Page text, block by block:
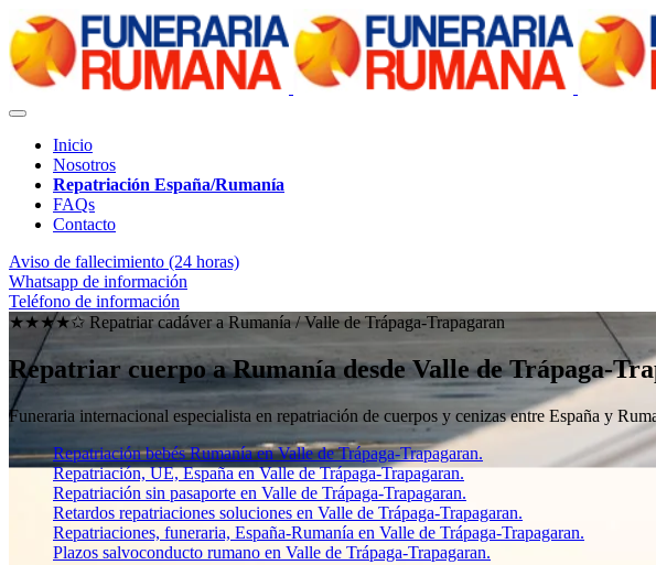
Inicio
Nosotros
Repatriación España/Rumanía
FAQs
Contacto
Aviso de fallecimiento (24 horas)
Whatsapp de información
Teléfono de información
★★★★✩ Repatriar cadáver a Rumanía /Valle de Trápaga-Trapagaran
Repatriar cuerpo a Rumanía desde Valle de Trápaga-
Funeraria internacional especialista en repatriación de cuerpos y cenizas entre España y
Repatriación bebés Rumanía en Valle de Trápaga-Trapagaran.
Repatriación, UE, España en Valle de Trápaga-Trapagaran.
Repatriación sin pasaporte en Valle de Trápaga-Trapagaran.
Retardos repatriaciones soluciones en Valle de Trápaga-Trapagaran.
Repatriaciones, funeraria, España-Rumanía en Valle de Trápaga-Trapagaran.
Plazos salvoconducto rumano en Valle de Trápaga-Trapagaran.